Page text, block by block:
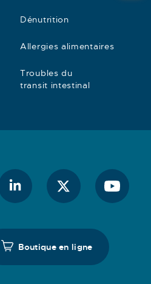
Dénutrition
Allergies alimentaires
Troubles du
transit intestinal
Boutique en ligne